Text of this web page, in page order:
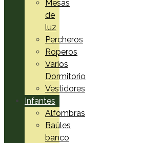
Mesas
de
luz
Percheros
Roperos
Varios
Dormitorio
Vestidores
Infantes
Alfombras
Baúles
banco